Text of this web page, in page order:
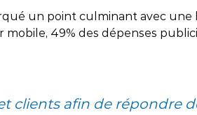
un point culminant avec une
49% des dépenses
clients afin de répondre